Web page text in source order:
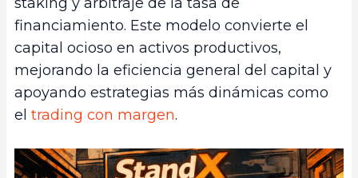
financiamiento. Este modelo convierte el
capital ocioso en activos productivos,
mejorando la eficiencia general del capital y
apoyando estrategias más dinámicas como
el trading con margen.